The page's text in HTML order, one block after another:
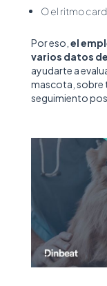
O el ritmo
Por eso, el
varios datos
ayudarte a
mascota, sobre
seguimiento